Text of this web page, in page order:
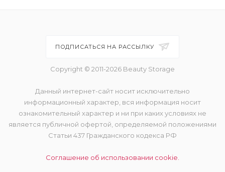
ПОДПИСАТЬСЯ НА РАССЫЛКУ
Copyright © 2011-2026 Beauty Storage
Данный интернет-сайт носит исключительно
информационный характер, вся информация носит
ознакомительный характер и ни при каких условиях не
является публичной офертой, определяемой положениями
Статьи 437 Гражданского кодекса РФ
Соглашение об использовании cookie.